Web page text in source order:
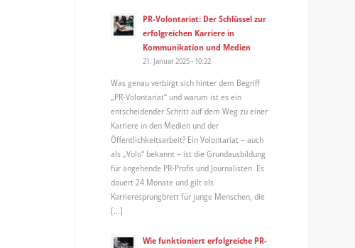
PR-Volontariat: Der Schlüssel zur
erfolgreichen Karriere in
Kommunikation und Medien
21. Januar 2025 - 10:22
Was genau verbirgt sich hinter dem Begriff
„PR-Volontariat“ und warum ist es ein
entscheidender Schritt auf dem Weg zu einer
Karriere in den Medien und der
Öffentlichkeitsarbeit? Ein Volontariat – auch
als „Volo“ bekannt – ist die Grundausbildung
für angehende PR-Profis und Journalisten. Es
dauert 24 Monate und gilt als
Karrieresprungbrett für junge Menschen, die
[…]
Wie funktioniert erfolgreiche PR-